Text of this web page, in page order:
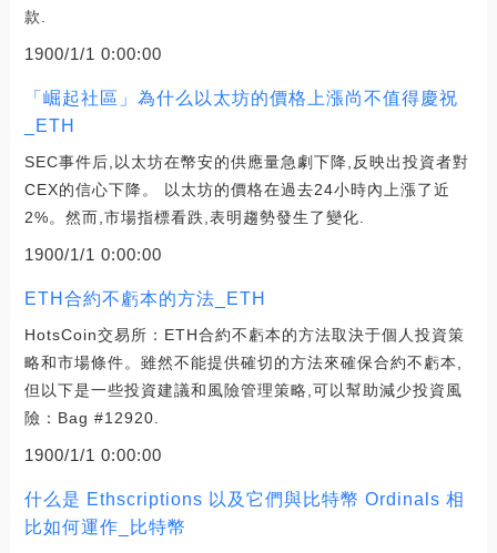
款.
1900/1/1 0:00:00
「崛起社區」為什么以太坊的價格上漲尚不值得慶祝
_ETH
SEC事件后,以太坊在幣安的供應量急劇下降,反映出投資者對
CEX的信心下降。 以太坊的價格在過去24小時內上漲了近
2%。然而,市場指標看跌,表明趨勢發生了變化.
1900/1/1 0:00:00
ETH合約不虧本的方法_ETH
HotsCoin交易所：ETH合約不虧本的方法取決于個人投資策
略和市場條件。雖然不能提供確切的方法來確保合約不虧本,
但以下是一些投資建議和風險管理策略,可以幫助減少投資風
險：Bag #12920.
1900/1/1 0:00:00
什么是 Ethscriptions 以及它們與比特幣 Ordinals 相
比如何運作_比特幣